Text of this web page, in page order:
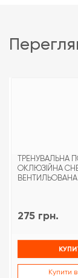
ТРЕНУВАЛЬНА
ОКЛЮЗІЙНА
ВЕНТИЛЬОВАНА
275 грн.
Купити в